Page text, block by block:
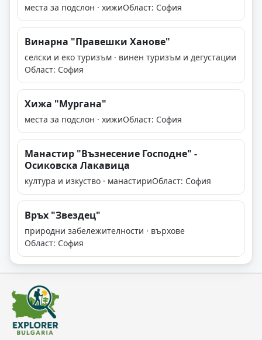
места за подслон · хижиОбласт: София
Винарна "Правешки Ханове"
селски и еко туризъм · винен туризъм и дегустации
Област: София
Хижа "Мургана"
места за подслон · хижиОбласт: София
Манастир "Възнесение Господне" -
Осиковска Лакавица
култура и изкуство · манастириОбласт: София
Връх "Звездец"
природни забележителности · върхове
Област: София